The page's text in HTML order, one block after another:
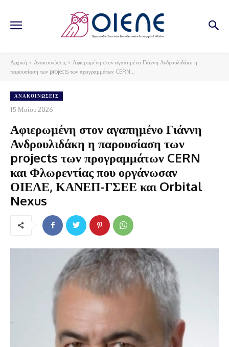
Αρχική Ανακοινώσεις
Αφιερωμένη στον αγαπημένο Γιάννη Ανδρουλιδάκη η
παρουσίαση των projects των προγραμμάτων CERN...
ΑΝΑΚΟΙΝΏΣΕΙΣ
15 Μαΐου 2026
Αφιερωμένη στον αγαπημένο Γιάννη
Ανδρουλιδάκη η παρουσίαση των
projects των προγραμμάτων CERN
και Φλωρεντίας που οργάνωσαν
ΟΙΕΛΕ, ΚΑΝΕΠ-ΓΣΕΕ και Orbital
Nexus